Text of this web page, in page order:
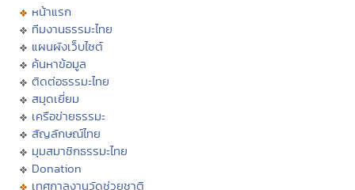
หน้าแรก
ทีมงานธรรมะไทย
แผนผังเว็บไซต์
ค้นหาข้อมูล
ติดต่อธรรมะไทย
สมุดเยี่ยม
เครือข่ายธรรมะ
สัญลักษณ์ไทย
มุมสมาชิกธรรมะไทย
Donation
เทศกาลงานวัดช่วยชาติ